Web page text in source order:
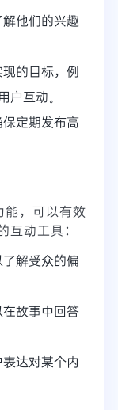
他们的兴趣
的目标，例
互动。
定期发布高
，可以有效
动工具：
解受众的偏
故事中回答
达对某个内